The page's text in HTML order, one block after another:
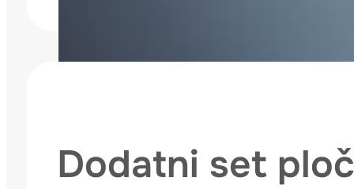
Dodatni set